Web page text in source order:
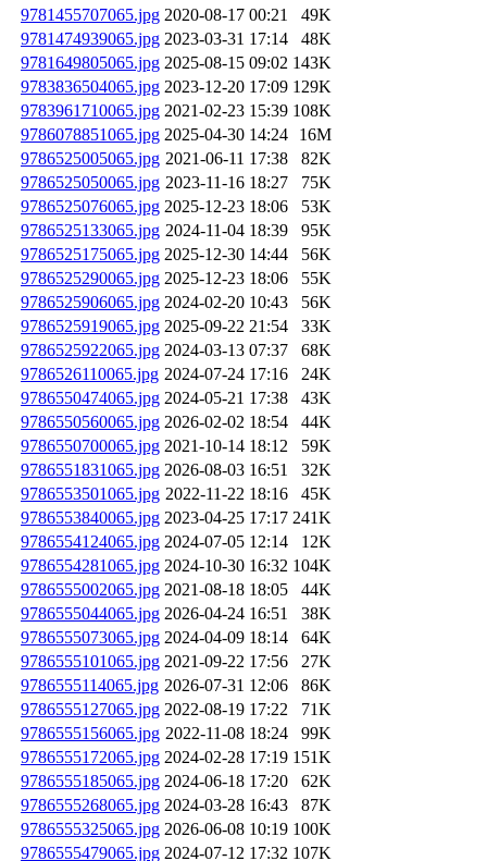
9781455707065.jpg 2020-08-17 00:21
49K
9781474939065.jpg 2023-03-31 17:14
48K
9781649805065.jpg 2025-08-15 09:02 143K
9783836504065.jpg 2023-12-20 17:09 129K
9783961710065.jpg 2021-02-23 15:39 108K
9786078851065.jpg 2025-04-30 14:24
16M
9786525005065.jpg 2021-06-11 17:38
82K
9786525050065.jpg 2023-11-16 18:27
75K
9786525076065.jpg 2025-12-23 18:06
53K
9786525133065.jpg 2024-11-04 18:39
95K
9786525175065.jpg 2025-12-30 14:44
56K
9786525290065.jpg 2025-12-23 18:06
55K
9786525906065.jpg 2024-02-20 10:43
56K
9786525919065.jpg 2025-09-22 21:54
33K
9786525922065.jpg 2024-03-13 07:37
68K
9786526110065.jpg 2024-07-24 17:16
24K
9786550474065.jpg 2024-05-21 17:38
43K
9786550560065.jpg 2026-02-02 18:54
44K
9786550700065.jpg 2021-10-14 18:12
59K
9786551831065.jpg 2026-08-03 16:51
32K
9786553501065.jpg 2022-11-22 18:16
45K
9786553840065.jpg 2023-04-25 17:17 241K
9786554124065.jpg 2024-07-05 12:14
12K
9786554281065.jpg 2024-10-30 16:32 104K
9786555002065.jpg 2021-08-18 18:05
44K
9786555044065.jpg 2026-04-24 16:51
38K
9786555073065.jpg 2024-04-09 18:14
64K
9786555101065.jpg 2021-09-22 17:56
27K
9786555114065.jpg 2026-07-31 12:06
86K
9786555127065.jpg 2022-08-19 17:22
71K
9786555156065.jpg 2022-11-08 18:24
99K
9786555172065.jpg 2024-02-28 17:19 151K
9786555185065.jpg 2024-06-18 17:20
62K
9786555268065.jpg 2024-03-28 16:43
87K
9786555325065.jpg 2026-06-08 10:19 100K
9786555479065.jpg 2024-07-12 17:32 107K